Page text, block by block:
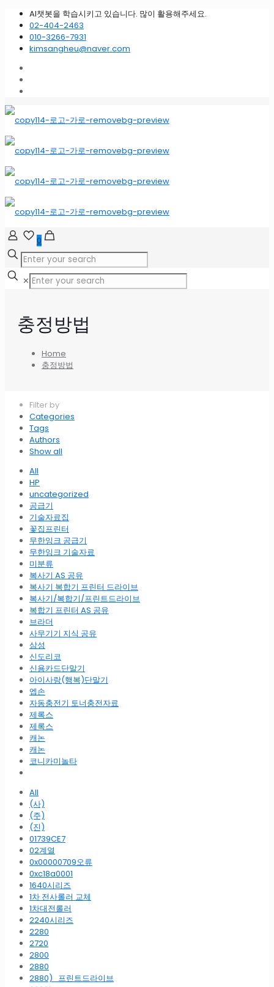
AI챗봇을 학습시키고 있습니다. 많이 활용해주세요.
02-404-2463
010-3266-7931
kimsangheu@naver.com
0
✕
충정방법
Home
충정방법
Filter by
Categories
Tags
Authors
Show all
All
HP
uncategorized
공급기
기술자료집
꽃집프린터
무한잉크 공급기
무한잉크 기술자료
미분류
복사기 AS 공유
복사기 복합기 프린터 드라이브
복사기/복합기/프린트드라이브
복합기 프린터 AS 공유
브라더
사무기기 지식 공유
삼성
신도리코
신용카드단말기
아이사랑(행복)단말기
엡손
자동충전기 토너충전자료
제록스
제록스
캐논
캐논
코니카미놀타
All
(사)
(주)
(진)
01739CE7
02계열
0x00000709오류
0xc18a0001
1640시리즈
1차 전사롤러 교체
1차대전롤러
2240시리즈
2280
2720
2800
2880
2880)_프린트드라이브